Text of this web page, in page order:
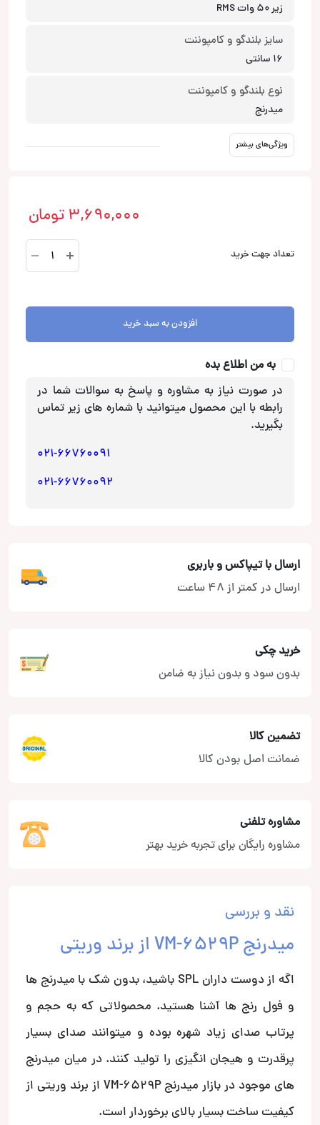
زیر 50 وات RMS
سایز بلندگو و کامپوننت
16 سانتی
نوع بلندگو و کامپوننت
میدرنج
ویژگی‌های بیشتر
3,690,000 تومان
تعداد جهت خرید
VM-
6529P
افزودن به سبد خرید
به من اطلاع بده
در صورت نیاز به مشاوره و پاسخ به سوالات شما در
رابطه با این محصول میتوانید با شماره های زیر تماس
بگیرید.
021-66760091
021-66760092
ارسال با تیپاکس و باربری
ارسال در کمتر از 48 ساعت
خرید چکی
بدون سود و بدون نیاز به ضامن
تضمین کالا
ضمانت اصل بودن کالا
مشاوره تلفنی
مشاوره رایگان برای تجربه خرید بهتر
نقد و بررسی
میدرنج VM-6529P از برند وریتی
اگه از دوست داران SPL باشید، بدون شک با میدرنج ها
و فول رنج ها آشنا هستید. محصولاتی که به حجم و
پرتاب صدای زیاد شهره بوده و میتوانند صدای بسیار
پرقدرت و هیجان انگیزی را تولید کنند. در میان میدرنج
های موجود در بازار میدرنج VM-6529P از برند وریتی از
کیفیت ساخت بسیار بالای برخوردار است.